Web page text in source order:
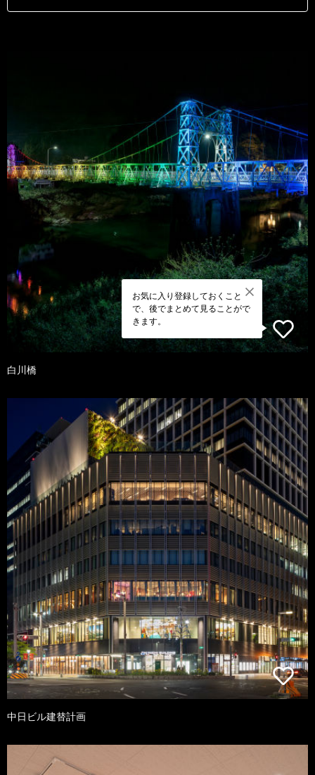
お気に入り登録しておくこと
で、後でまとめて見ることがで
きます。
白川橋
中日ビル建替計画